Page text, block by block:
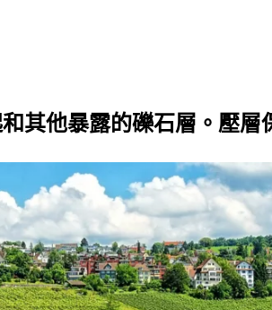
其他暴露的礫石層。壓層